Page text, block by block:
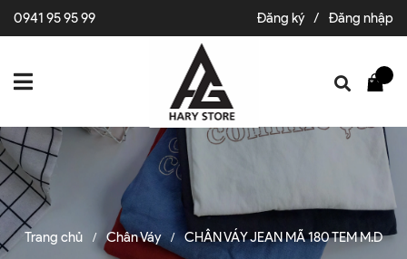
0941 95 95 99 Đăng ký / Đăng nhập
Trang chủ / Chân Váy / CHÂN VÁY JEAN MÃ 180 TEM M.D